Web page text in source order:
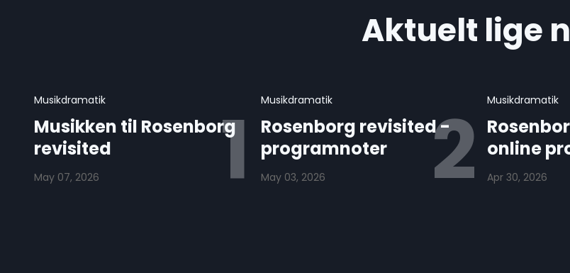
Aktuelt lige
Musikdramatik
Musikken til Rosenborg
revisited
May 07, 2026
Musikdramatik
Rosenborg revisited -
programnoter
May 03, 2026
Musikdramatik
online
Apr 30, 2026